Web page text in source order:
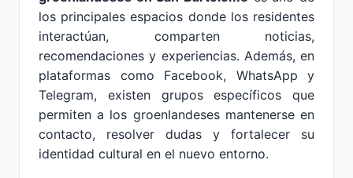
los principales espacios donde los residentes
interactúan, comparten noticias,
recomendaciones y experiencias. Además, en
plataformas como Facebook, WhatsApp y
Telegram, existen grupos específicos que
permiten a los groenlandeses mantenerse en
contacto, resolver dudas y fortalecer su
identidad cultural en el nuevo entorno.